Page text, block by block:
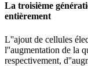
La troisième
entièrement
L''ajout de cellules
l''augmentation de la
respectivement,